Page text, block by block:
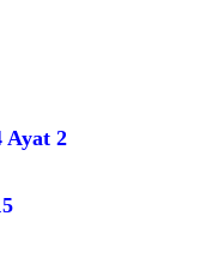
Ayat 2